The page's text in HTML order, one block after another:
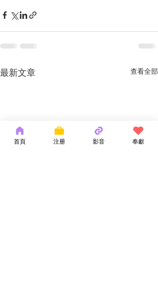
最新文章 查看全部
首頁 注册 影音 奉獻